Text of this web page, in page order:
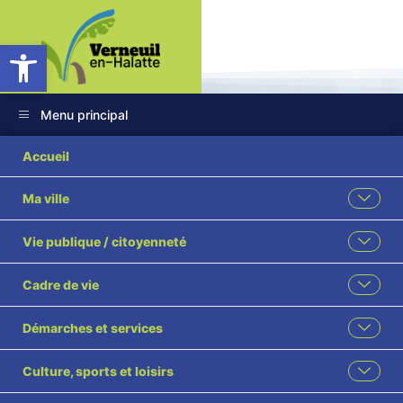
Ouvrir la barre d’outils
Menu principal
Accueil
Ma ville
Vie publique / citoyenneté
Cadre de vie
Démarches et services
Culture, sports et loisirs
LE CHOEUR DES
AULNES SUR SES
TERRES ET
ALENTOUR